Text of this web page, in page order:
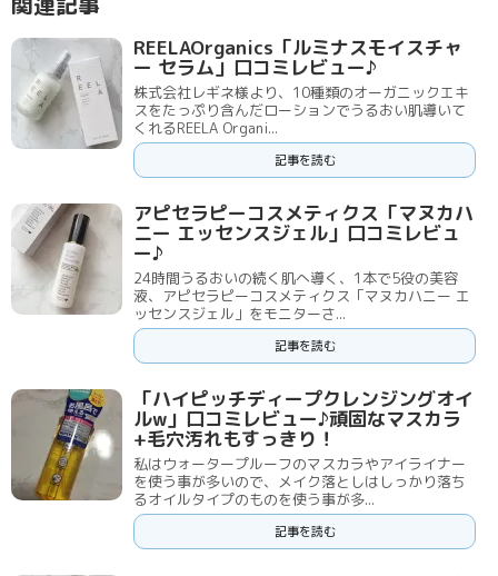
REELAOrganics「ルミナスモイスチャ
ー セラム」口コミレビュー♪
株式会社レギネ様より、10種類のオーガニックエキ
スをたっぷり含んだローションでうるおい肌導いて
くれるREELA Organi...
記事を読む
アピセラピーコスメティクス「マヌカハ
ニー エッセンスジェル」口コミレビュ
ー♪
24時間うるおいの続く肌へ導く、1本で5役の美容
液、アピセラピーコスメティクス「マヌカハニー エ
ッセンスジェル」をモニターさ...
記事を読む
「ハイピッチディープクレンジングオイ
ルw」口コミレビュー♪頑固なマスカラ
+毛穴汚れもすっきり！
私はウォータープルーフのマスカラやアイライナー
を使う事が多いので、メイク落としはしっかり落ち
るオイルタイプのものを使う事が多...
記事を読む